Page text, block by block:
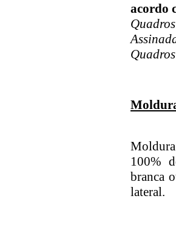
acordo
100%
branca
lateral.